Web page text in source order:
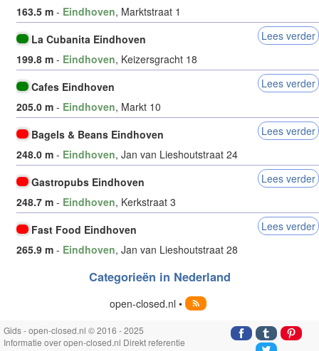
163.5 m - Eindhoven, Marktstraat 1
La Cubanita Eindhoven
Lees verder
199.8 m - Eindhoven, Keizersgracht 18
Cafes Eindhoven
Lees verder
205.0 m - Eindhoven, Markt 10
Bagels & Beans Eindhoven
Lees verder
248.0 m - Eindhoven, Jan van Lieshoutstraat 24
Gastropubs Eindhoven
Lees verder
248.7 m - Eindhoven, Kerkstraat 3
Fast Food Eindhoven
Lees verder
265.9 m - Eindhoven, Jan van Lieshoutstraat 28
Categorieën in Nederland
open-closed.nl •
Gids - open-closed.nl © 2016 - 2025
Informatie over open-closed.nl Direkt referentie